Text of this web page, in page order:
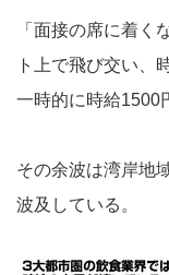
「面接の席に着く
ト上で飛び交い、
一時的に時給1500
その余波は湾岸地
波及している。